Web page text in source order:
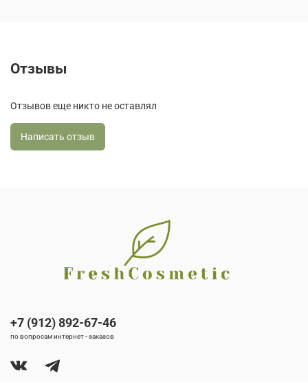
Отзывы
Отзывов еще никто не оставлял
Написать отзыв
+7 (912) 892-67-46
по вопросам интернет - заказов